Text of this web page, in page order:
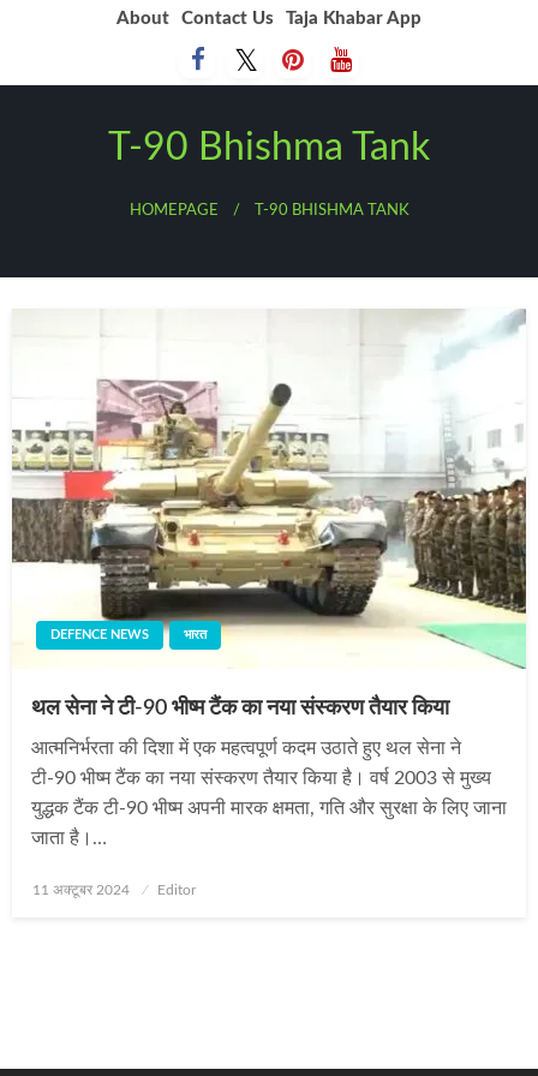
About Contact Us Taja Khabar App
T-90 Bhishma Tank
HOMEPAGE T-90 BHISHMA TANK
DEFENCE NEWS भारत
थल सेना ने टी-90 भीष्‍म टैंक का नया संस्‍करण तैयार किया
आत्मनिर्भरता की दिशा में एक महत्वपूर्ण कदम उठाते हुए थल सेना ने
टी-90 भीष्‍म टैंक का नया संस्‍करण तैयार किया है। वर्ष 2003 से मुख्य
युद्धक टैंक टी-90 भीष्म अपनी मारक क्षमता, गति और सुरक्षा के लिए जाना
जाता है।…
Posted
11 अक्टूबर 2024 Editor